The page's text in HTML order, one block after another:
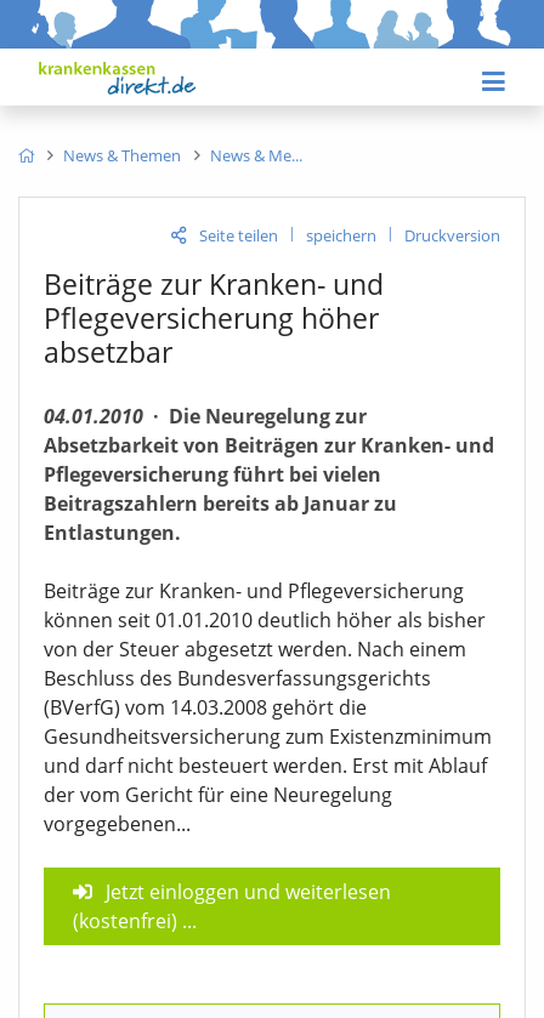
News & Themen News & Me
Seite teilen | speichern | Druckversion
Beiträge zur Kranken- und
Pflegeversicherung höher
absetzbar
04.01.2010 · Die Neuregelung zur
Absetzbarkeit von Beiträgen zur Kranken- und
Pflegeversicherung führt bei vielen
Beitragszahlern bereits ab Januar zu
Entlastungen.
Beiträge zur Kranken- und Pflegeversicherung
können seit 01.01.2010 deutlich höher als bisher
von der Steuer abgesetzt werden. Nach einem
Beschluss des Bundesverfassungsgerichts
(BVerfG) vom 14.03.2008 gehört die
Gesundheitsversicherung zum Existenzminimum
und darf nicht besteuert werden. Erst mit Ablauf
der vom Gericht für eine Neuregelung
vorgegebenen...
Jetzt einloggen und weiterlesen
(kostenfrei) ...